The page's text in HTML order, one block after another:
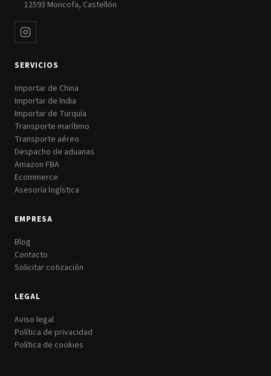
12593 Moncofa, Castellón
SERVICIOS
Importar de China
Importar de India
Importar de Turquía
Transporte marítimo
Transporte aéreo
Despacho de aduanas
Amazon FBA
Ecommerce
Asesoría logística
EMPRESA
Blog
Contacto
Solicitar cotización
LEGAL
Aviso legal
Política de privacidad
Política de cookies